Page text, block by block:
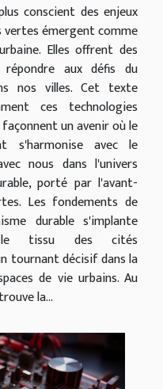
conscient des enjeux
vertes émergent comme
Elles offrent des
aux défis du
nos villes. Cet texte
ces technologies
un avenir où le
s'harmonise avec le
nous dans l'univers
porté par l'avant-
Les fondements de
durable s'implante
le tissu des cités
tournant décisif dans la
de vie urbains. Au
la...